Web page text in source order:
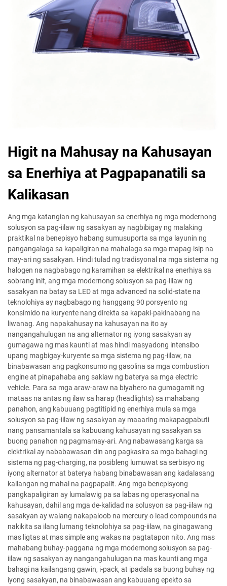
Higit na Mahusay na Kahusayan
sa Enerhiya at Pagpapanatili sa
Kalikasan
Ang mga katangian ng kahusayan sa enerhiya ng mga modernong
solusyon sa pag-iilaw ng sasakyan ay nagbibigay ng malaking
praktikal na benepisyo habang sumusuporta sa mga layunin ng
pangangalaga sa kapaligiran na mahalaga sa mga mapag-isip na
may-ari ng sasakyan. Hindi tulad ng tradisyonal na mga sistema ng
halogen na nagbabago ng karamihan sa elektrikal na enerhiya sa
sobrang init, ang mga modernong solusyon sa pag-iilaw ng
sasakyan na batay sa LED at mga advanced na solid-state na
teknolohiya ay nagbabago ng hanggang 90 porsyento ng
konsimido na kuryente nang direkta sa kapaki-pakinabang na
liwanag. Ang napakahusay na kahusayan na ito ay
nangangahulugan na ang alternator ng iyong sasakyan ay
gumagawa ng mas kaunti at mas hindi masyadong intensibo
upang magbigay-kuryente sa mga sistema ng pag-iilaw, na
binabawasan ang pagkonsumo ng gasolina sa mga combustion
engine at pinapahaba ang saklaw ng baterya sa mga electric
vehicle. Para sa mga araw-araw na biyahero na gumagamit ng
mataas na antas ng ilaw sa harap (headlights) sa mahabang
panahon, ang kabuuang pagtitipid ng enerhiya mula sa mga
solusyon sa pag-iilaw ng sasakyan ay maaaring makapagpabuti
nang pansamantala sa kabuuang kahusayan ng sasakyan sa
buong panahon ng pagmamay-ari. Ang nabawasang karga sa
elektrikal ay nababawasan din ang pagkasira sa mga bahagi ng
sistema ng pag-charging, na posibleng lumuwat sa serbisyo ng
iyong alternator at baterya habang binabawasan ang kadalasang
kailangan ng mahal na pagpapalit. Ang mga benepisyong
pangkapaligiran ay lumalawig pa sa labas ng operasyonal na
kahusayan, dahil ang mga de-kalidad na solusyon sa pag-iilaw ng
sasakyan ay walang nakapaloob na mercury o lead compounds na
nakikita sa ilang lumang teknolohiya sa pag-iilaw, na ginagawang
mas ligtas at mas simple ang wakas na pagtatapon nito. Ang mas
mahabang buhay-paggana ng mga modernong solusyon sa pag-
iilaw ng sasakyan ay nangangahulugan na mas kaunti ang mga
bahagi na kailangang gawin, i-pack, at ipadala sa buong buhay ng
iyong sasakyan, na binabawasan ang kabuuang epekto sa